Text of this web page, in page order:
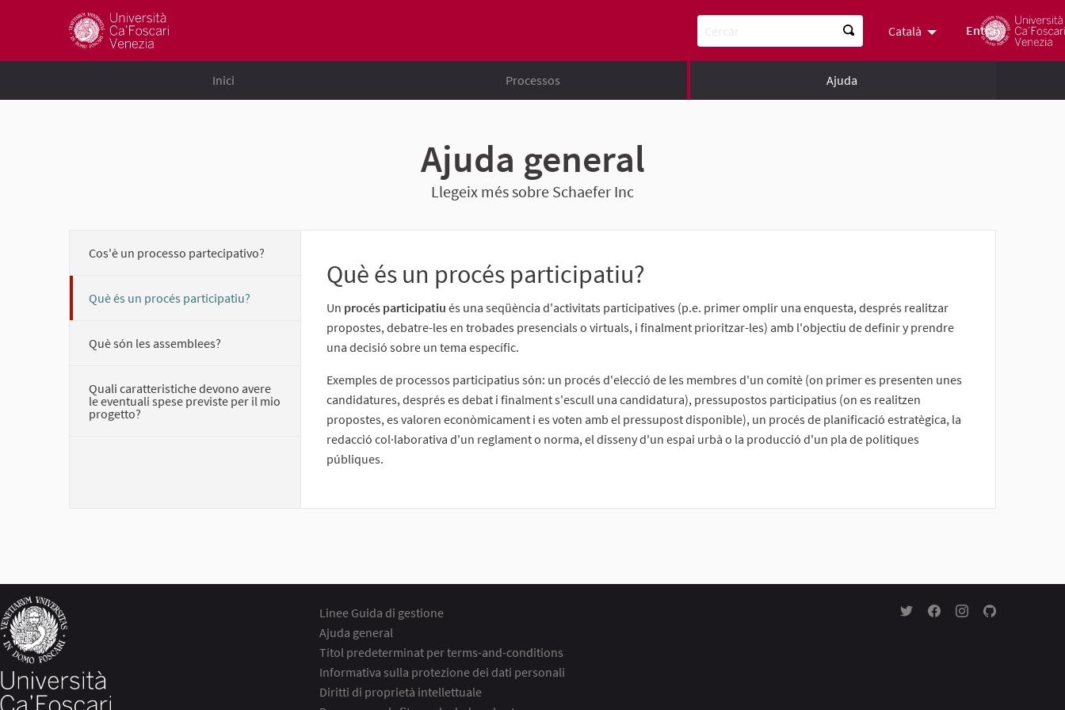
Català Scegli la linguaChoose
Entra
Inici Processos Ajuda
Ajuda general
Llegeix més sobre Schaefer Inc
Cos'è un processo partecipativo?
Què és un procés participatiu?
Què són les assemblees?
Quali caratteristiche devono avere
le eventuali spese previste per il mio
progetto?
Què és un procés participatiu?
Un procés participatiu és una seqüència d'activitats participatives (p.e. primer omplir una enquesta, després realitzar
propostes, debatre-les en trobades presencials o virtuals, i finalment prioritzar-les) amb l'objectiu de definir y prendre
una decisió sobre un tema específic.
Exemples de processos participatius són: un procés d'elecció de les membres d'un comitè (on primer es presenten unes
candidatures, després es debat i finalment s'escull una candidatura), pressupostos participatius (on es realitzen
propostes, es valoren econòmicament i es voten amb el pressupost disponible), un procés de planificació estratègica, la
redacció col·laborativa d'un reglament o norma, el disseny d'un espai urbà o la producció d'un pla de polítiques
públiques.
Linee Guida di gestione
Ajuda general
Títol predeterminat per terms-and-conditions
Informativa sulla protezione dei dati personali
Diritti di proprietà intellettuale
Partecipa Ca' Foscari a Twitter
Partecipa Ca' Foscari a
Partecipa Ca'
Partecipa Ca'